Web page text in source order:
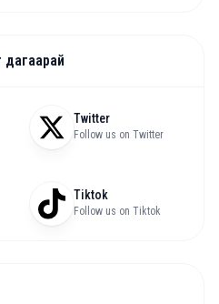
дагаарай
Twitter
Follow us on Twitter
Tiktok
Follow us on Tiktok